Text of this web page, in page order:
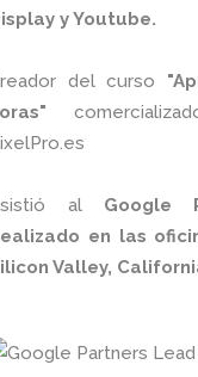
y Youtube.
del curso
al Google
en las
Valley,